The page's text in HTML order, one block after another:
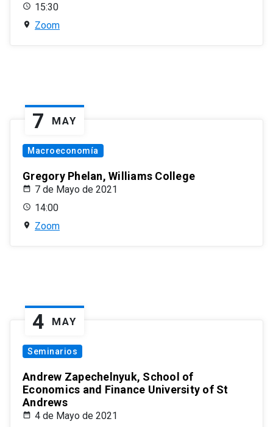
15:30
Zoom
7 MAY
Macroeconomía
Gregory Phelan, Williams College
7 de Mayo de 2021
14:00
Zoom
4 MAY
Seminarios
Andrew Zapechelnyuk, School of
Economics and Finance University of St
Andrews
4 de Mayo de 2021